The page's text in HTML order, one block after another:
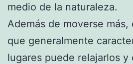
medio de la naturaleza.
Además de moverse
que generalmente
lugares puede relajarlos